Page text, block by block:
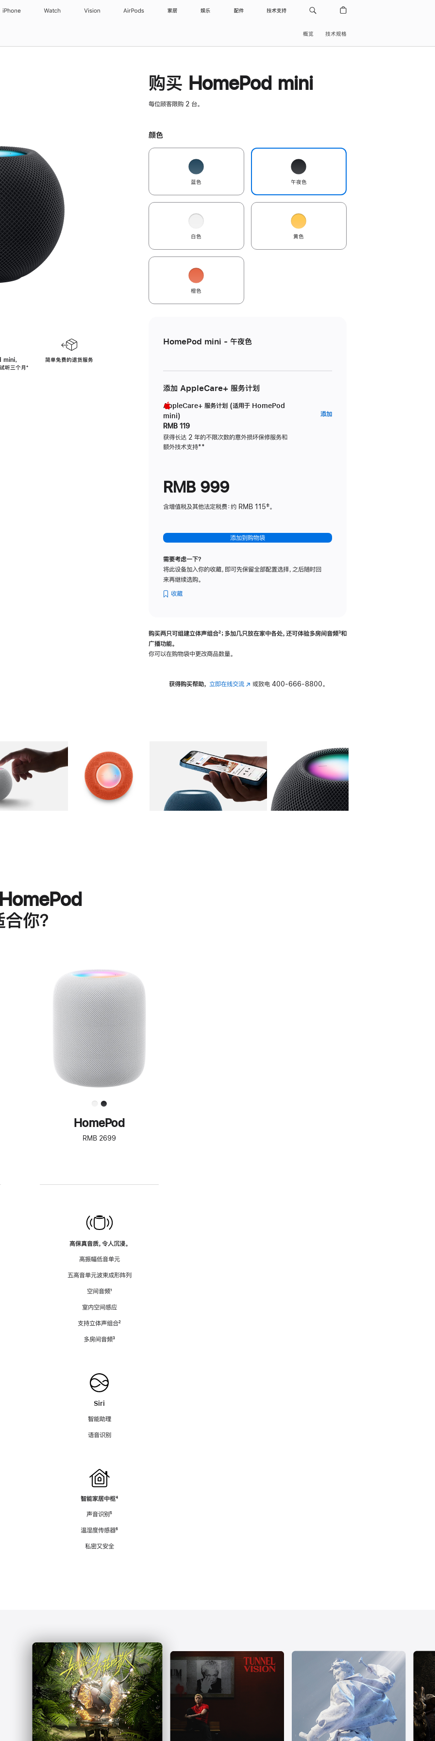
iPhone Watch Vision AirPods 家居 娱乐 配件 技术支持
概览 技术规格
，
听三个月脚
⁺
简单免费的退货服务
购买 HomePod mini
每位顾客限购 2 台。
颜色
蓝色 午夜色
白色 黄色
橙色
HomePod mini - 午夜色
添加 AppleCare+ 服务计划
AppleCare+ 服务计划 (适用于 HomePod
mini)
RMB 119
获得长达 2 年的不限次数的意外损坏保修服务和
额外技术支持脚
**
添加AppleCare+
RMB 999
含增值税及其他法定税费：约 RMB 115‡。
添加到购物袋
需要考虑一下？
将此设备加入你的收藏，即可先保留全部配置选择，之后随时回
来再继续选购。
收藏
购买两只可组建立体声组合脚
²；多加几只放在家中各处，还可体验多‍房‍间音频脚
³和
广播功能。
你可以在购物袋中更改商品数量。
获得购买帮助， 立即在线交流(在 或致电 400-666-8800。
图库 图像 图库 图像 图库 图像 4 图库 图像 5
你？
进
一
步
了
解
HomePod<
HomePod
RMB 2699
高保真音质，令人沉浸。
高振幅低音单元
五高音单元波束成形阵列
空间音频脚
¹
室内空间感应
支持立体声组合脚
²
多房间音频脚
³
Siri
智能助理
语音识别
智能家居中枢脚
⁴
声音识别脚
⁵
温湿度传感器脚
⁶
私密又安全